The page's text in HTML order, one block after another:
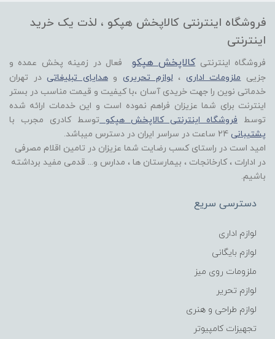
فروشگاه اینترنتی کالاپخش هپکو ، لذت یک خرید
اینترنتی
فروشگاه اینترنتی کالاپخش هپکو
فعال در زمینه پخش عمده و
جزیی ملزومات اداری ، لوازم تحریری وهدایای تبلیغاتیدر تهران
خدماتی نوین را جهت خریدی آسان ،با کیفیت و قیمت مناسب در بستر
اینترنت برای شما عزیزان فراهم نموده است و این خدمات ارائه شده
توسط فروشگاه اینترنتی کالاپخش هپکو
توسط کادری مجرب با
پشتیبانی
امید است در راستای کسب رضایت شما عزیزان در تامین اقلام مصرفی
در ادارات ، کارخانجات ، بیمارستان ها ، مدارس و... قدمی مفید برداشته
باشیم.
دسترسی سریع
لوازم اداری
لوازم بایگانی
ملزومات روی میز
لوازم تحریر
لوازم طراحی و هنری
تجهیزات کامپیوتر